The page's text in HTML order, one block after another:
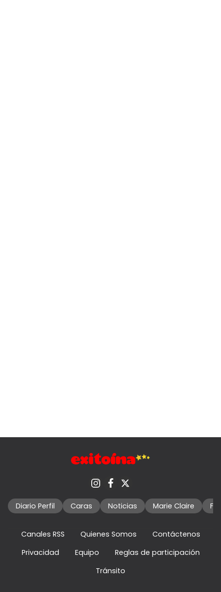
Diario Perfil Caras Noticias Marie Claire
Canales RSS Quienes Somos
Contáctenos
Privacidad
Equipo
Reglas de participación
Tránsito